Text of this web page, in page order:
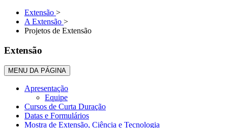
Extensão >
A Extensão >
Projetos de Extensão
Extensão
MENU DA PÁGINA
Apresentação
Equipe
Cursos de Curta Duração
Datas e Formulários
Mostra de Extensão, Ciência e Tecnologia